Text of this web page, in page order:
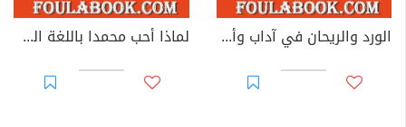
الورد والريحان في آداب وأحكام صيام رمضان: عربي - إنجليزي لماذا أحب محمدا باللغة السواحيلية